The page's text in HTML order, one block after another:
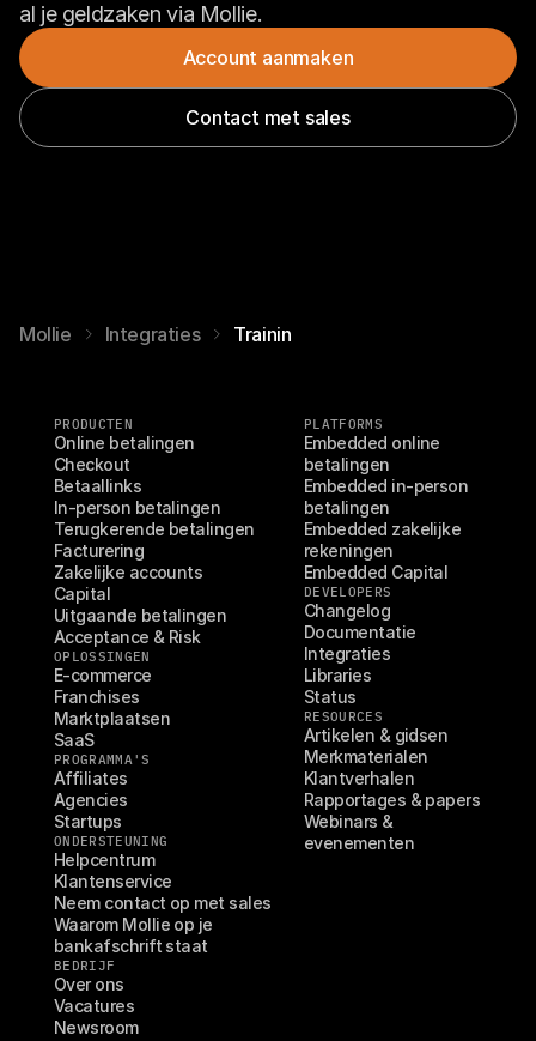
al je geldzaken via Mollie.
Account aanmaken
Contact met sales
Mollie Integraties Trainin
PRODUCTEN
Online betalingen
Checkout
Betaallinks
In-person betalingen
Terugkerende betalingen
Facturering
Zakelijke accounts
Capital
Uitgaande betalingen
Acceptance & Risk
OPLOSSINGEN
E-commerce
Franchises
Marktplaatsen
SaaS
PROGRAMMA'S
Affiliates
Agencies
Startups
ONDERSTEUNING
Helpcentrum
Klantenservice
Neem contact op met sales
Waarom Mollie op je
bankafschrift staat
BEDRIJF
Over ons
Vacatures
Newsroom
PLATFORMS
Embedded online
betalingen
Embedded in-person
betalingen
Embedded zakelijke
rekeningen
Embedded Capital
DEVELOPERS
Changelog
Documentatie
Integraties
Libraries
Status
RESOURCES
Artikelen & gidsen
Merkmaterialen
Klantverhalen
Rapportages & papers
Webinars &
evenementen